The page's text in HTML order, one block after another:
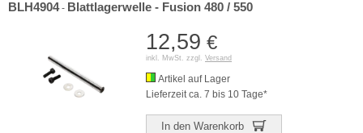
BLH4904- Blattlagerwelle - Fusion 480 / 550
12,59 €
inkl. MwSt. zzgl. Versand
Artikel auf Lager
Lieferzeit ca. 7 bis 10 Tage*
In den Warenkorb